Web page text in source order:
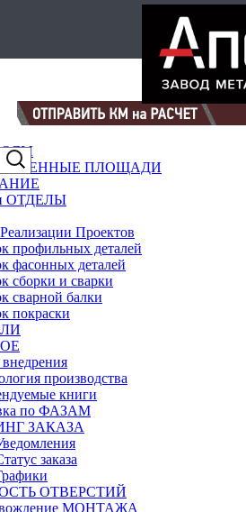
ПЛОЩАДИ
ОТДЕЛЫ
Проектов
профильных деталей
фасонных деталей
сборки и сварки
сварной балки
покраски
производства
книги
по ФАЗАМ
ЗАКАЗА
заказа
ОТВЕРСТИЙ
МОНТАЖА